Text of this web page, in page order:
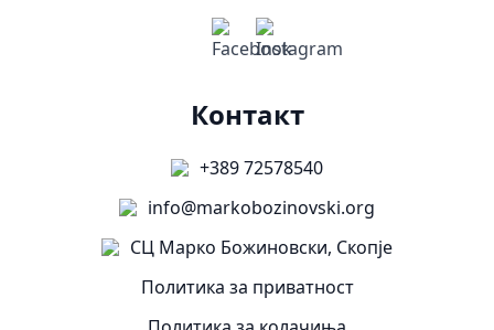
Контакт
+389 72578540
info@markobozinovski.org
СЦ Марко Божиновски, Скопје
Политика за приватност